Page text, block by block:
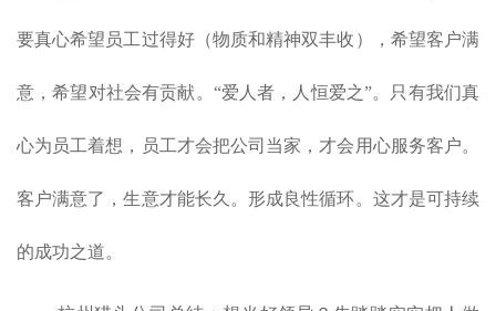
要真心希望员工过得好（物质和精神双丰收），希望客户满
意，希望对社会有贡献。“爱人者，人恒爱之”。只有我们真
心为员工着想，员工才会把公司当家，才会用心服务客户。
客户满意了，生意才能长久。形成良性循环。这才是可持续
的成功之道。